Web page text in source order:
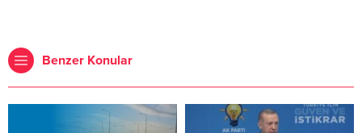
Benzer Konular